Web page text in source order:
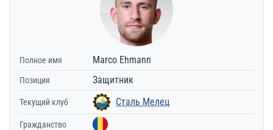
Полное имя Marco Ehmann
Позиция Защитник
Текущий клуб Сталь Мелец
Гражданство